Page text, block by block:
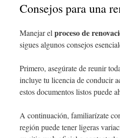
Consejos para una
Manejar el proceso de
sigues algunos consejos
Primero, asegúrate de reunir
incluye tu licencia de conducir
estos documentos listos puede
A continuación, familiarízate
región puede tener ligeras